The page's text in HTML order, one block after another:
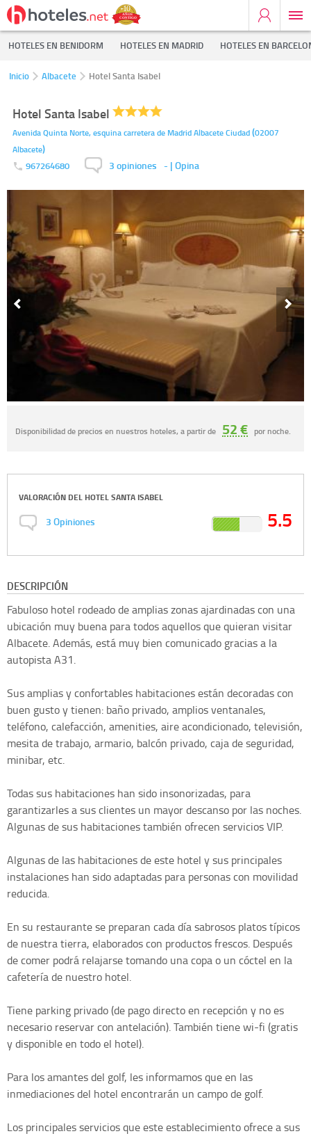
HOTELES EN BENIDORM HOTELES EN MADRID HOTELES EN
Inicio Albacete Hotel Santa Isabel
Hotel Santa Isabel
Avenida Quinta Norte, esquina carretera de MadridAlbacete Ciudad(02007
Albacete)
967264680 3 opiniones - | Opina
Disponibilidad de precios en nuestros hoteles, a partir de 52 € por noche.
VALORACIÓN DEL HOTEL SANTA ISABEL
3Opiniones 5.5
DESCRIPCIÓN
Fabuloso hotel rodeado de amplias zonas ajardinadas con una
ubicación muy buena para todos aquellos que quieran visitar
Albacete. Además, está muy bien comunicado gracias a la
autopista A31.
Sus amplias y confortables habitaciones están decoradas con
buen gusto y tienen: baño privado, amplios ventanales,
teléfono, calefacción, amenities, aire acondicionado, televisión,
mesita de trabajo, armario, balcón privado, caja de seguridad,
minibar, etc.
Todas sus habitaciones han sido insonorizadas, para
garantizarles a sus clientes un mayor descanso por las noches.
Algunas de sus habitaciones también ofrecen servicios VIP.
Algunas de las habitaciones de este hotel y sus principales
instalaciones han sido adaptadas para personas con movilidad
reducida.
En su restaurante se preparan cada día sabrosos platos típicos
de nuestra tierra, elaborados con productos frescos. Después
de comer podrá relajarse tomando una copa o un cóctel en la
cafetería de nuestro hotel.
Tiene parking privado (de pago directo en recepción y no es
necesario reservar con antelación). También tiene wi-fi (gratis
y disponible en todo el hotel).
Para los amantes del golf, les informamos que en las
inmediaciones del hotel encontrarán un campo de golf.
Los principales servicios que este establecimiento ofrece a sus